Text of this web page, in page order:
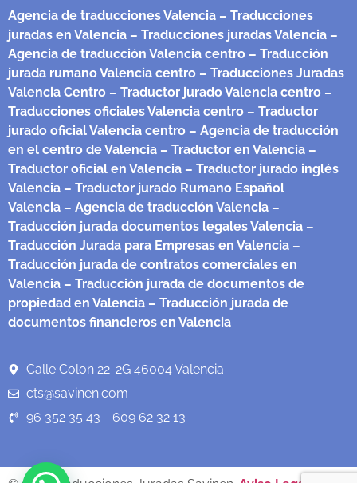
Agencia de traducciones Valencia – Traducciones
juradas en Valencia – Traducciones juradas Valencia –
Agencia de traducción Valencia centro – Traducción
jurada rumano Valencia centro – Traducciones Juradas
Valencia Centro – Traductor jurado Valencia centro –
Traducciones oficiales Valencia centro – Traductor
jurado oficial Valencia centro – Agencia de traducción
en el centro de Valencia – Traductor en Valencia –
Traductor oficial en Valencia – Traductor jurado inglés
Valencia – Traductor jurado Rumano Español
Valencia – Agencia de traducción Valencia –
Traducción jurada documentos legales Valencia –
Traducción Jurada para Empresas en Valencia –
Traducción jurada de contratos comerciales en
Valencia – Traducción jurada de documentos de
propiedad en Valencia – Traducción jurada de
documentos financieros en Valencia
Calle Colon 22-2G 46004 Valencia
cts@savinen.com
96 352 35 43 - 609 62 32 13